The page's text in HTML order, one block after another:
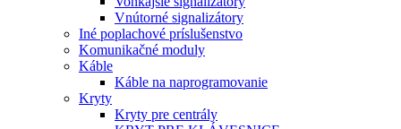
Vnútorné signalizátory
Iné poplachové príslušenstvo
Komunikačné moduly
Káble
Káble na naprogramovanie
Kryty
Kryty pre centrály